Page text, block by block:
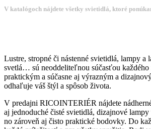
V katalógoch nájdete všetky svietidlá, ktoré
Lustre, stropné či nástenné svietidlá, lampy a
svetlá… sú neoddeliteľnou súčasťou každého
praktickým a súčasne aj výrazným a
odhaľuje váš štýl a spôsob života.
V predajni RICOINTERIÉR nájdete
aj jednoduché čisté svietidlá, dizajnové
no zároveň aj čisto praktické bodovky. Do